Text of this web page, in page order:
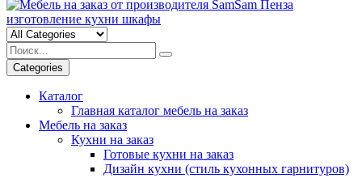
Categories
Каталог
Главная каталог мебель на заказ
Мебель на заказ
Кухни на заказ
Готовые кухни на заказ
Дизайн кухни (стиль кухонных гарнитуров)